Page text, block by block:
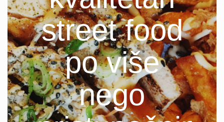
street food
po više
nego